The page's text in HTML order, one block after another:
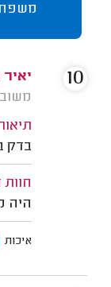
משוב: 29/03/
בדק
היה
איכות
10